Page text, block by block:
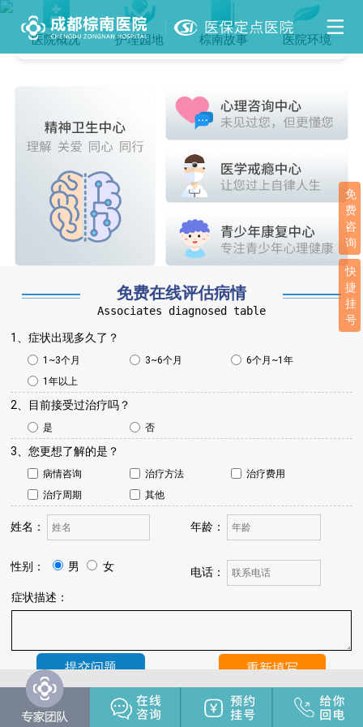
医院概况 护理园地 棕南故事 医院环境
免费在线评估病情
Associates diagnosed table
1、症状出现多久了？
1~3个月 3~6个月
6个月~1年
1年以上
2、目前接受过治疗吗？
是 否
3、您更想了解的是？
病情咨询 治疗方法
治疗费用
治疗周期
其他
姓名： 年龄：
性别： 男 女
电话：
症状描述：
温馨提示：
我院将于24小时内与您联系，请保持手机畅通，注
意来电。
免
费
咨
询
快
捷
挂
号